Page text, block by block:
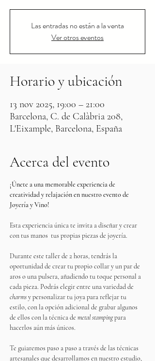
Las entradas no están a la venta
Ver otros eventos
Horario y ubicación
13 nov 2025, 19:00 – 21:00
Barcelona, C. de Calàbria 208,
L'Eixample, Barcelona, España
Acerca del evento
¡Únete a una memorable experiencia de
creatividad y relajación en nuestro evento de
Joyería y Vino!
Esta experiencia única te invita a diseñar y crear
con tus manos  tus propias piezas de joyería.
Durante este taller de 2 horas, tendrás la
oportunidad de crear tu propio collar y un par de
aros o una pulsera, añadiendo tu toque personal a
cada pieza. Podrás elegir entre una variedad de
charms y personalizar tu joya para reflejar tu
estilo, con la opción adicional de grabar algunos
de ellos con la técnica de metal stamping para
hacerlos aún más únicos.
Te guiaremos paso a paso a través de las técnicas
artesanales que desarrollamos en nuestro estudio,